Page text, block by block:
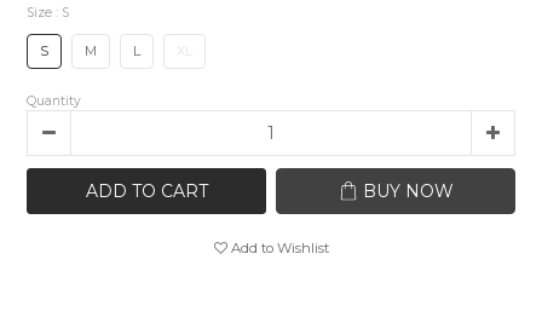
Size : S
S M L XL
Quantity
ADD TO CART BUY NOW
Add to Wishlist